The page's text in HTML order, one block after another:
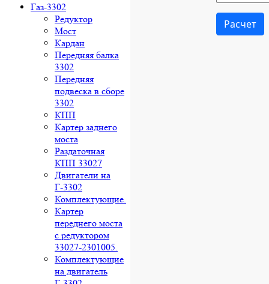
Газ-3302
Редуктор
Мост
Кардан
Передняя балка
3302
Передняя
подвеска в сборе
3302
КПП
Картер заднего
моста
Раздаточная
КПП 33027
Двигатели на
Г-3302
Комплектующие.
Картер
переднего моста
с редуктором
33027-2301005.
Комплектующие
на двигатель